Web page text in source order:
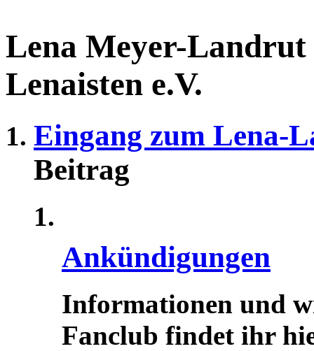
Lena Meyer-
Lenaisten e.V.
Eingang zum Lena-
Beitrag
Ankündigungen
Informationen und
Fanclub findet ihr